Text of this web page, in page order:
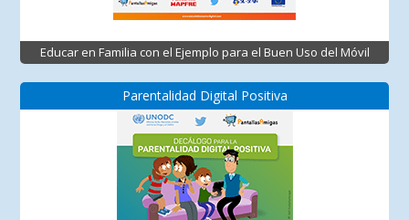
Educar en Familia con el Ejemplo para el Buen Uso del Móvil
Parentalidad Digital Positiva